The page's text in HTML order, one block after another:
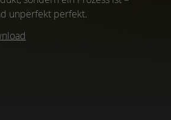
unperfekt perfekt.